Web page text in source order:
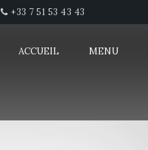
+33 7 51 53 43 43
ACCUEIL MENU